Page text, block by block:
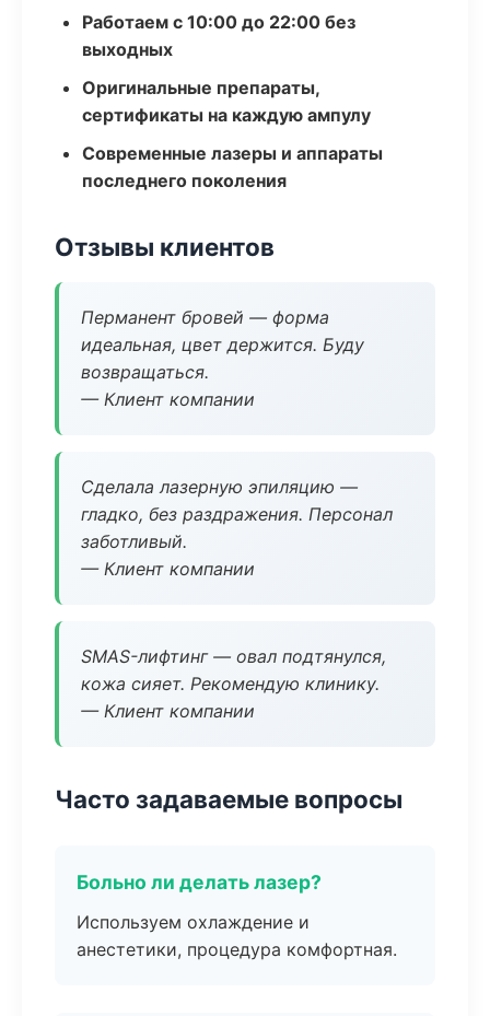
Работаем с 10:00 до 22:00 без
выходных
Оригинальные препараты,
сертификаты на каждую ампулу
Современные лазеры и аппараты
последнего поколения
Отзывы клиентов
Перманент бровей — форма
идеальная, цвет держится. Буду
возвращаться.
— Клиент компании
Сделала лазерную эпиляцию —
гладко, без раздражения. Персонал
заботливый.
— Клиент компании
SMAS-лифтинг — овал подтянулся,
кожа сияет. Рекомендую клинику.
— Клиент компании
Часто задаваемые вопросы
Больно ли делать лазер?
Используем охлаждение и
анестетики, процедура комфортная.